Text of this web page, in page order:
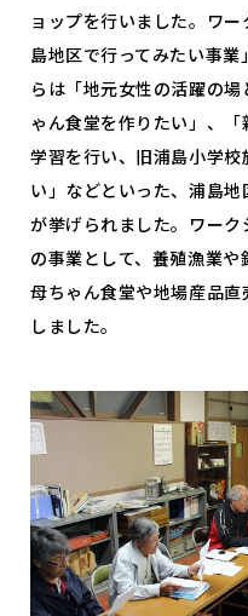
ョップを行いました。ワ
島地区で行ってみたい事
らは「地元女性の活躍の
ゃん食堂を作りたい」、
学習を行い、旧浦島小学
い」などといった、浦島
が挙げられました。ワー
の事業として、養殖漁業や
母ちゃん食堂や地場産品
しました。